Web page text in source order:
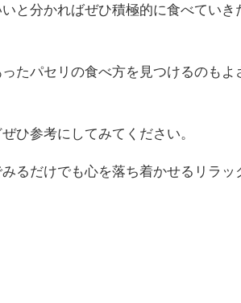
と分かればぜひ積極的に食べていき
たパセリの食べ方を見つけるのもよ
ひ参考にしてみてください。
るだけでも心を落ち着かせるリラッ